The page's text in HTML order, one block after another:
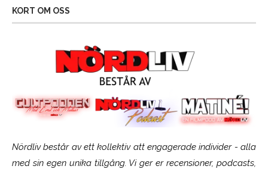
KORT OM OSS
Nördliv består av ett kollektiv att engagerade individer - alla
med sin egen unika tillgång. Vi ger er recensioner, podcasts,